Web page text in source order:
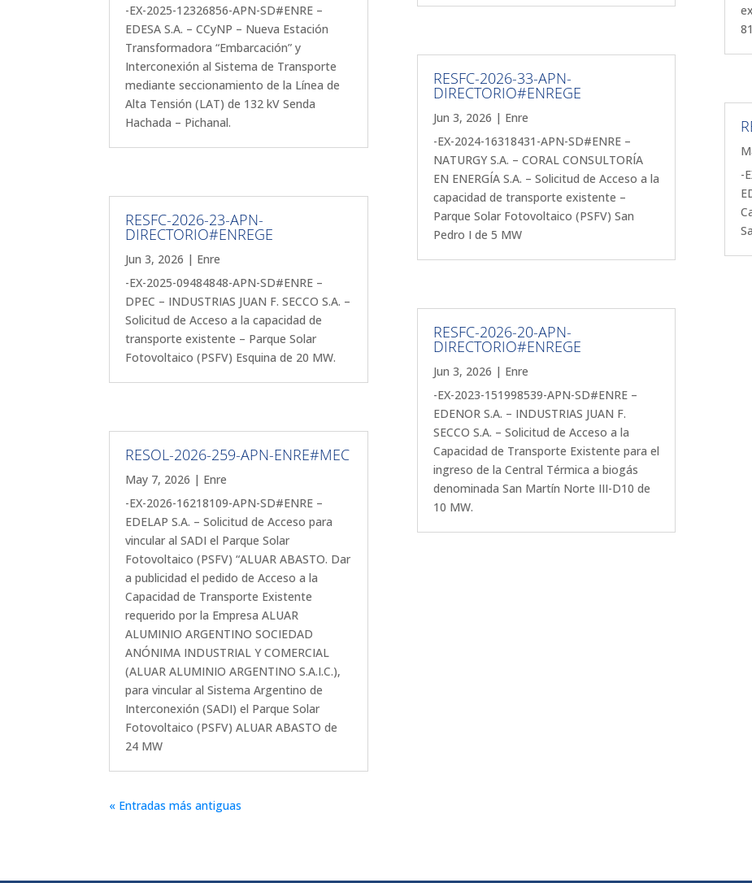
-EX-2025-12326856-APN-SD#ENRE –
EDESA S.A. – CCyNP – Nueva Estación
Transformadora “Embarcación” y
Interconexión al Sistema de Transporte
mediante seccionamiento de la Línea de
Alta Tensión (LAT) de 132 kV Senda
Hachada – Pichanal.
RESFC-2026-23-APN-
DIRECTORIO#ENREGE
Jun 3, 2026 | Enre
-EX-2025-09484848-APN-SD#ENRE –
DPEC – INDUSTRIAS JUAN F. SECCO S.A. –
Solicitud de Acceso a la capacidad de
transporte existente – Parque Solar
Fotovoltaico (PSFV) Esquina de 20 MW.
RESOL-2026-259-APN-ENRE#MEC
May 7, 2026 | Enre
-EX-2026-16218109-APN-SD#ENRE –
EDELAP S.A. – Solicitud de Acceso para
vincular al SADI el Parque Solar
Fotovoltaico (PSFV) “ALUAR ABASTO. Dar
a publicidad el pedido de Acceso a la
Capacidad de Transporte Existente
requerido por la Empresa ALUAR
ALUMINIO ARGENTINO SOCIEDAD
ANÓNIMA INDUSTRIAL Y COMERCIAL
(ALUAR ALUMINIO ARGENTINO S.A.I.C.),
para vincular al Sistema Argentino de
Interconexión (SADI) el Parque Solar
Fotovoltaico (PSFV) ALUAR ABASTO de
24 MW
RESFC-2026-33-APN-
DIRECTORIO#ENREGE
Jun 3, 2026 | Enre
-EX-2024-16318431-APN-SD#ENRE –
NATURGY S.A. – CORAL CONSULTORÍA
EN ENERGÍA S.A. – Solicitud de Acceso a la
capacidad de transporte existente –
Parque Solar Fotovoltaico (PSFV) San
Pedro I de 5 MW
RESFC-2026-20-APN-
DIRECTORIO#ENREGE
Jun 3, 2026 | Enre
-EX-2023-151998539-APN-SD#ENRE –
EDENOR S.A. – INDUSTRIAS JUAN F.
SECCO S.A. – Solicitud de Acceso a la
Capacidad de Transporte Existente para el
ingreso de la Central Térmica a biogás
denominada San Martín Norte III-D10 de
10 MW.
-
« Entradas más antiguas